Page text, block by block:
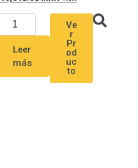
Leer
más
Ve
r
Pr
od
uc
to